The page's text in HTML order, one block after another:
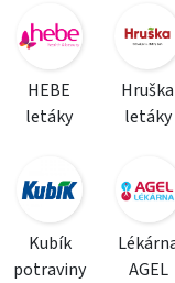
HEBE
letáky
Hruška
letáky
Kubík
potraviny
AGEL